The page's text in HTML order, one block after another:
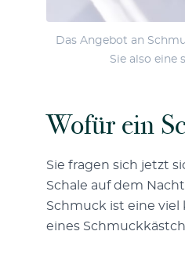
Das Angebot an
Sie also eine
Wofür ein
Sie fragen sich jetzt
Schale auf dem
Schmuck ist eine viel
eines